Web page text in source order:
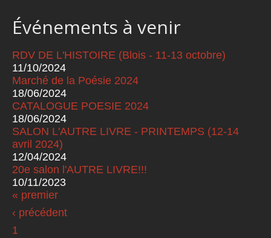
Événements à venir
RDV DE L'HISTOIRE (Blois - 11-13 octobre)
11/10/2024
Marché de la Poésie 2024
18/06/2024
CATALOGUE POESIE 2024
18/06/2024
SALON L'AUTRE LIVRE - PRINTEMPS (12-14
avril 2024)
12/04/2024
20e salon l'AUTRE LIVRE!!!
10/11/2023
Pages
« premier
‹ précédent
1